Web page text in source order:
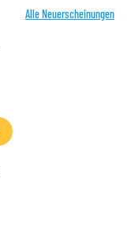
Alle Neuerscheinungen